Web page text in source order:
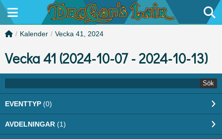
/ Kalender / Vecka 41, 2024
Vecka 41 (2024-10-07 - 2024-10-13)
Sök
EVENTTYP (0)
AVDELNINGAR (1)